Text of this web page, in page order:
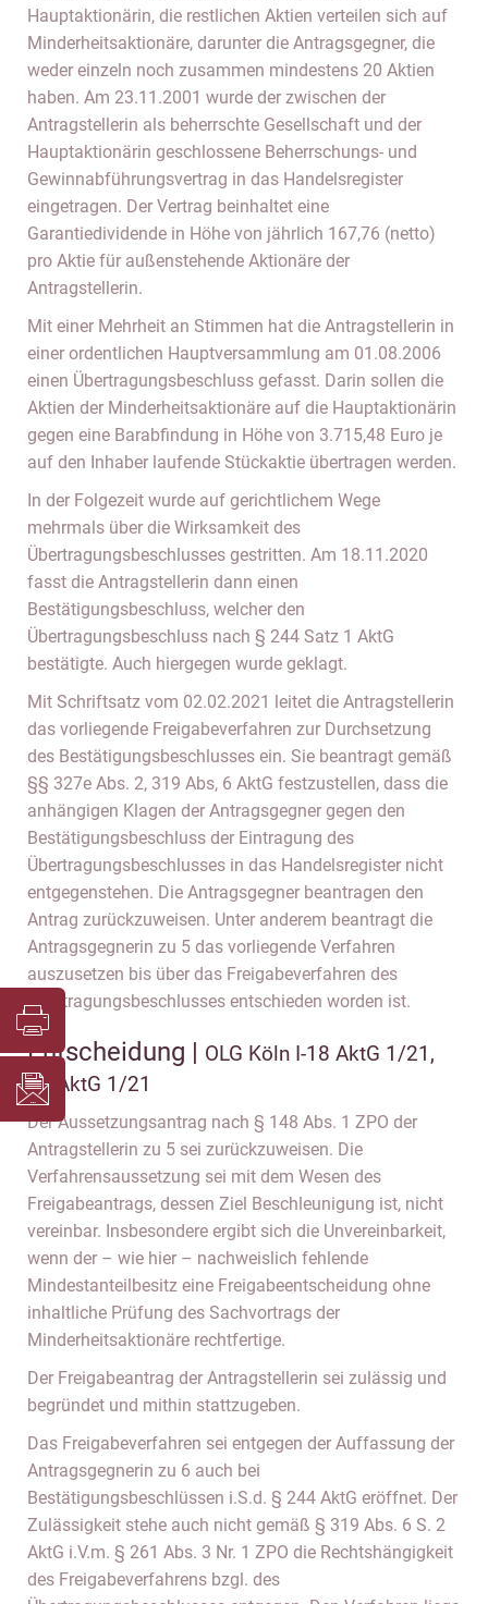
Hauptaktionärin, die restlichen Aktien verteilen sich auf
Minderheitsaktionäre, darunter die Antragsgegner, die
weder einzeln noch zusammen mindestens 20 Aktien
haben. Am 23.11.2001 wurde der zwischen der
Antragstellerin als beherrschte Gesellschaft und der
Hauptaktionärin geschlossene Beherrschungs- und
Gewinnabführungsvertrag in das Handelsregister
eingetragen. Der Vertrag beinhaltet eine
Garantiedividende in Höhe von jährlich 167,76 (netto)
pro Aktie für außenstehende Aktionäre der
Antragstellerin.
Mit einer Mehrheit an Stimmen hat die Antragstellerin in
einer ordentlichen Hauptversammlung am 01.08.2006
einen Übertragungsbeschluss gefasst. Darin sollen die
Aktien der Minderheitsaktionäre auf die Hauptaktionärin
gegen eine Barabfindung in Höhe von 3.715,48 Euro je
auf den Inhaber laufende Stückaktie übertragen werden.
In der Folgezeit wurde auf gerichtlichem Wege
mehrmals über die Wirksamkeit des
Übertragungsbeschlusses gestritten. Am 18.11.2020
fasst die Antragstellerin dann einen
Bestätigungsbeschluss, welcher den
Übertragungsbeschluss nach § 244 Satz 1 AktG
bestätigte. Auch hiergegen wurde geklagt.
Mit Schriftsatz vom 02.02.2021 leitet die Antragstellerin
das vorliegende Freigabeverfahren zur Durchsetzung
des Bestätigungsbeschlusses ein. Sie beantragt gemäß
§§ 327e Abs. 2, 319 Abs, 6 AktG festzustellen, dass die
anhängigen Klagen der Antragsgegner gegen den
Bestätigungsbeschluss der Eintragung des
Übertragungsbeschlusses in das Handelsregister nicht
entgegenstehen. Die Antragsgegner beantragen den
Antrag zurückzuweisen. Unter anderem beantragt die
Antragsgegnerin zu 5 das vorliegende Verfahren
auszusetzen bis über das Freigabeverfahren des
Übertragungsbeschlusses entschieden worden ist.
Entscheidung | OLG Köln I-18 AktG 1/21,
18 AktG 1/21
Der Aussetzungsantrag nach § 148 Abs. 1 ZPO der
Antragstellerin zu 5 sei zurückzuweisen. Die
Verfahrensaussetzung sei mit dem Wesen des
Freigabeantrags, dessen Ziel Beschleunigung ist, nicht
vereinbar. Insbesondere ergibt sich die Unvereinbarkeit,
wenn der – wie hier – nachweislich fehlende
Mindestanteilbesitz eine Freigabeentscheidung ohne
inhaltliche Prüfung des Sachvortrags der
Minderheitsaktionäre rechtfertige.
Der Freigabeantrag der Antragstellerin sei zulässig und
begründet und mithin stattzugeben.
Das Freigabeverfahren sei entgegen der Auffassung der
Antragsgegnerin zu 6 auch bei
Bestätigungsbeschlüssen i.S.d. § 244 AktG eröffnet. Der
Zulässigkeit stehe auch nicht gemäß § 319 Abs. 6 S. 2
AktG i.V.m. § 261 Abs. 3 Nr. 1 ZPO die Rechtshängigkeit
des Freigabeverfahrens bzgl. des